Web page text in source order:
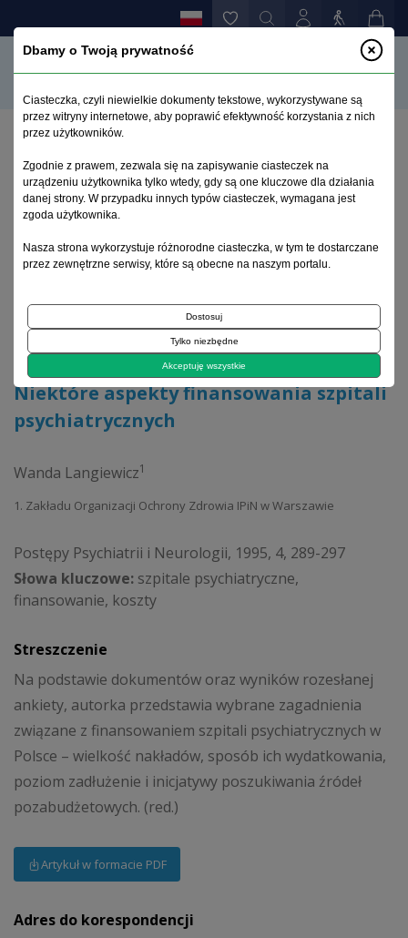
Niektóre aspekty finansowania szpitali
psychiatrycznych
Archiwum 1992–2014
1995, tom 4, zeszyt 3
Finansowanie psychiatrii
Niektóre aspekty finansowania szpitali
psychiatrycznych
Wanda Langiewicz1
1. Zakładu Organizacji Ochrony Zdrowia IPiN w Warszawie
Postępy Psychiatrii i Neurologii, 1995, 4, 289-297
Słowa kluczowe: szpitale psychiatryczne,
finansowanie, koszty
Streszczenie
Na podstawie dokumentów oraz wyników rozesłanej
ankiety, autorka przedstawia wybrane zagadnienia
związane z finansowaniem szpitali psychiatrycznych w
Polsce – wielkość nakładów, sposób ich wydatkowania,
poziom zadłużenie i inicjatywy poszukiwania źródeł
pozabudżetowych. (red.)
Artykuł w formacie PDF
Adres do korespondencji
Dbamy o Twoją prywatność
Ciasteczka, czyli niewielkie dokumenty tekstowe, wykorzystywane są
przez witryny internetowe, aby poprawić efektywność korzystania z nich
przez użytkowników.
Zgodnie z prawem, zezwala się na zapisywanie ciasteczek na
urządzeniu użytkownika tylko wtedy, gdy są one kluczowe dla działania
danej strony. W przypadku innych typów ciasteczek, wymagana jest
zgoda użytkownika.
Nasza strona wykorzystuje różnorodne ciasteczka, w tym te dostarczane
przez zewnętrzne serwisy, które są obecne na naszym portalu.
Dostosuj
Tylko niezbędne
Akceptuję wszystkie